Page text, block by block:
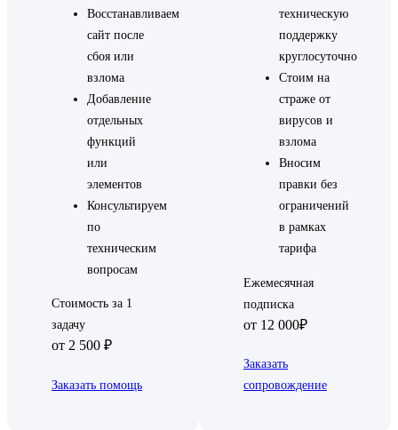
Восстанавливаем
сайт после
сбоя или
взлома
Добавление
отдельных
функций
или
элементов
Консультируем
по
техническим
вопросам
Стоимость за 1
задачу
от 2 500 ₽
Заказать помощь
техническую
поддержку
круглосуточно
Стоим на
страже от
вирусов и
взлома
Вносим
правки без
ограничений
в рамках
тарифа
Ежемесячная
подписка
от 12 000₽
Заказать
сопровождение